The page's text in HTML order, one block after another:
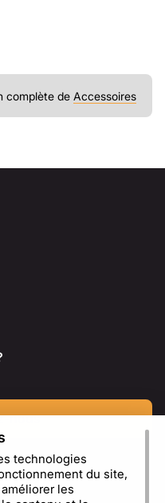
complète de Accessoires
nous
technologies
du site,
les